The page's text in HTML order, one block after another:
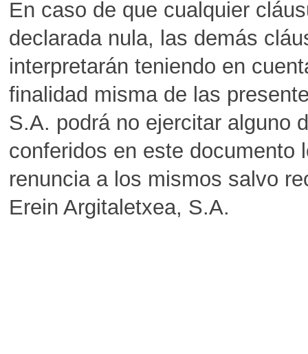
En caso de que cualquier
declarada nula, las demás
interpretarán teniendo en
finalidad misma de las
S.A. podrá no ejercitar alguno
conferidos en este documento
renuncia a los mismos salvo
Erein Argitaletxea, S.A.